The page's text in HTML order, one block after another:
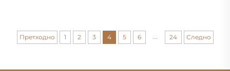
Претходно 1 2 3 4 5 6 24 Следно